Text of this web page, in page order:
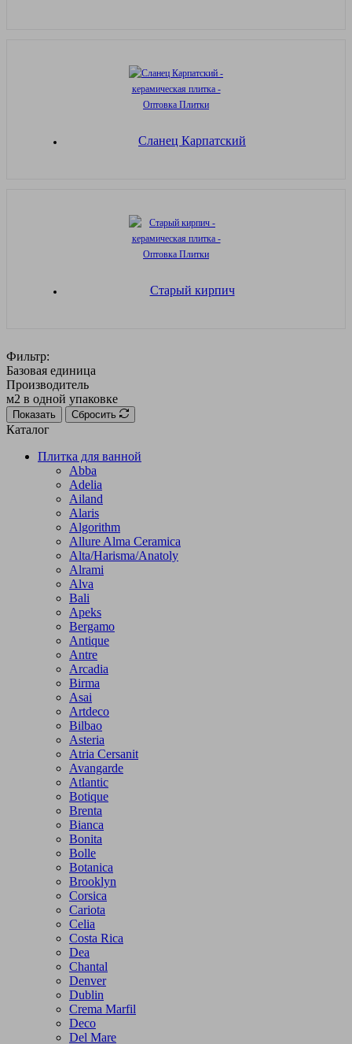
Сланец Карпатский
Старый кирпич
Фильтр:
Базовая единица
Производитель
м2 в одной упаковке
Показать Сбросить
Каталог
Плитка для ванной
Abba
Adelia
Ailand
Alaris
Algorithm
Allure Alma Ceramica
Alta/Harisma/Anatoly
Alrami
Alva
Bali
Apeks
Bergamo
Antique
Antre
Arcadia
Birma
Asai
Artdeco
Bilbao
Asteria
Atria Cersanit
Avangarde
Atlantic
Botique
Brenta
Bianca
Bonita
Bolle
Botanica
Brooklyn
Corsica
Cariota
Celia
Costa Rica
Dea
Chantal
Denver
Dublin
Crema Marfil
Deco
Del Mare